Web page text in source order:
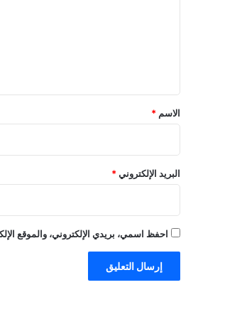
*
الاسم *
البريد الإلكتروني*
احفظ اسمي، بريدي الإلكتروني، والموقع